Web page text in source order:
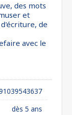
des mots
et
de
avec le
dès 5 ans